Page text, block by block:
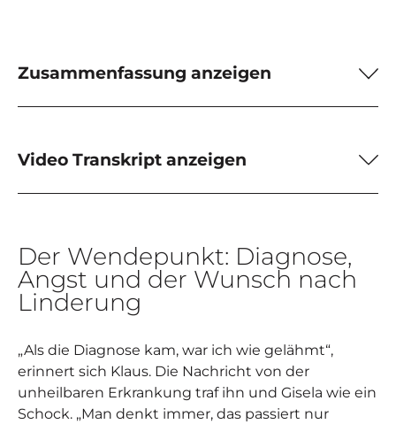
Zusammenfassung anzeigen
Video Transkript anzeigen
Der Wendepunkt: Diagnose,
Angst und der Wunsch nach
Linderung
„Als die Diagnose kam, war ich wie gelähmt“,
erinnert sich Klaus. Die Nachricht von der
unheilbaren Erkrankung traf ihn und Gisela wie ein
Schock. „Man denkt immer, das passiert nur